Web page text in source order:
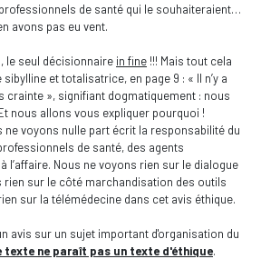
de santé qui le souhaiteraient…
avons pas eu vent.
le seul décisionnaire in fine !!! Mais tout cela
et totalisatrice, en page 9 : « Il n’y a
crainte », signifiant dogmatiquement : nous
nous allons vous expliquer pourquoi !
ne voyons nulle part écrit la responsabilité du
de santé, des agents
l’affaire. Nous ne voyons rien sur le dialogue
rien sur le côté marchandisation des outils
sur la télémédecine dans cet avis éthique.
avis sur un sujet important d'organisation du
texte ne paraît pas un texte d'éthique.